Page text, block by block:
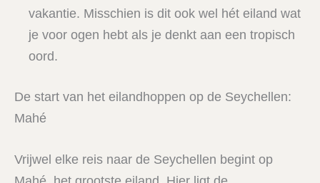
vakantie. Misschien is dit ook wel hét eiland wat
je voor ogen hebt als je denkt aan een tropisch
oord.
De start van het eilandhoppen op de Seychellen:
Mahé
Vrijwel elke reis naar de Seychellen begint op